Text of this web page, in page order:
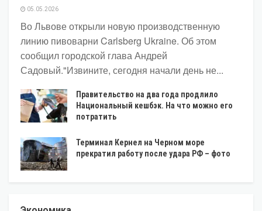
05.05.2026
Во Львове открыли новую производственную
линию пивоварни Carlsberg Ukraine. Об этом
сообщил городской глава Андрей
Садовый."Извините, сегодня начали день не...
Правительство на два года продлило
Национальный кешбэк. На что можно его
потратить
Терминал Кернел на Черном море
прекратил работу после удара РФ – фото